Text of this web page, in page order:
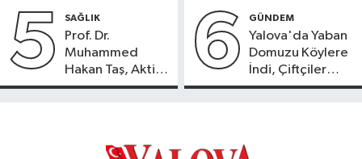
5 SAĞLIK
Prof. Dr.
Muhammed
Hakan Taş, Aktif
International
6 GÜNDEM
Yalova'da Yaban
Domuzu Köylere
İndi, Çiftçiler
Endişeli!